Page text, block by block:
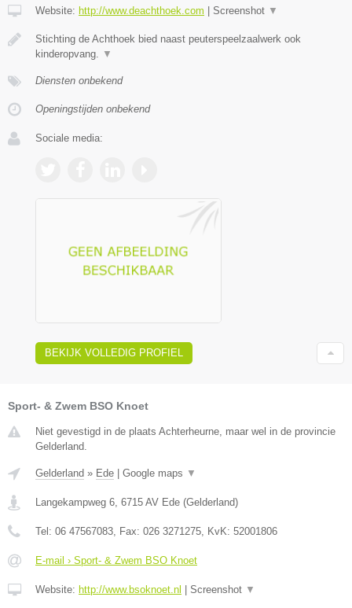
Website: http://www.deachthoek.com Screenshot ▼
Stichting de Achthoek bied naast peuterspeelzaalwerk ook
kinderopvang.
▼
Diensten onbekend
Openingstijden onbekend
Sociale media:
BEKIJK VOLLEDIG PROFIEL
Sport- & Zwem BSO Knoet
Niet gevestigd in de plaats Achterheurne, maar wel in de provincie
Gelderland.
Gelderland » Ede | Google maps ▼
Langekampweg 6 6715 AV Ede (Gelderland)
Tel: 06 47567083 , Fax: 026 3271275 , KvK: 52001806
E-mail › Sport- & Zwem BSO Knoet
Website: http://www.bsoknoet.nl | Screenshot ▼